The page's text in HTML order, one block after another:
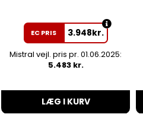
EC PRIS 3.948kr.
Mistral vejl. pris pr. 01.06.2025:
5.483 kr.
LÆG I KURV